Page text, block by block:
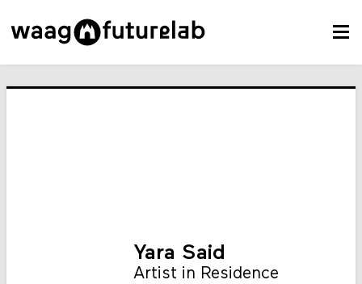
Yara Said
Artist in Residence